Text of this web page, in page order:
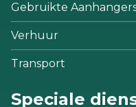
Gebruikte
Verhuur
Transport
Speciale